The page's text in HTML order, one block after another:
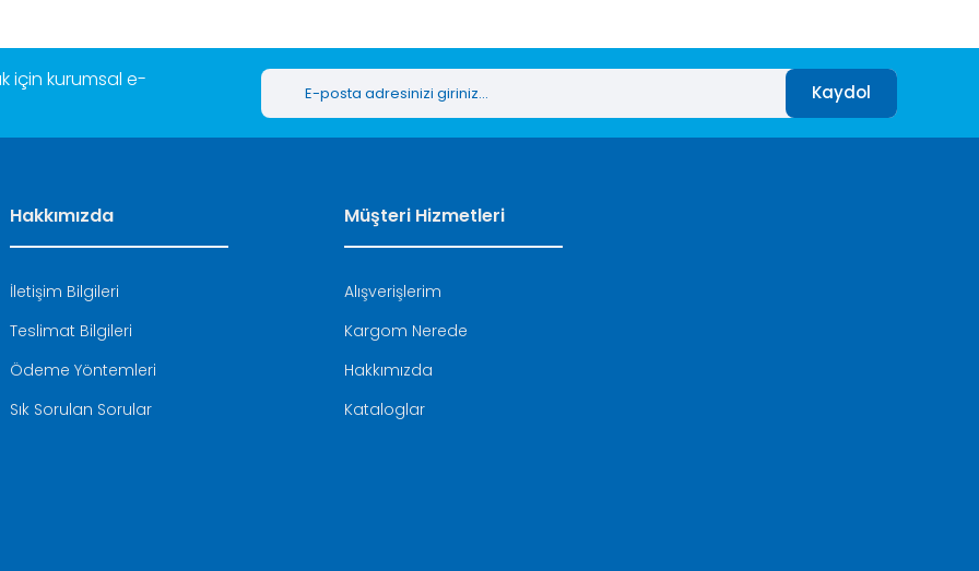
için kurumsal e-
Kaydol
Hakkımızda
İletişim Bilgileri
Teslimat Bilgileri
Ödeme Yöntemleri
Sık Sorulan Sorular
Müşteri Hizmetleri
Alışverişlerim
Kargom Nerede
Hakkımızda
Kataloglar